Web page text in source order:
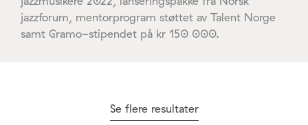
jazzforum, mentorprogram støttet av Talent Norge
samt Gramo-stipendet på kr 150 000.
Se flere resultater